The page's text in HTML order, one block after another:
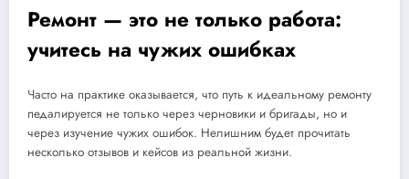
Ремонт — это не только работа:
учитесь на чужих ошибках
Часто на практике оказывается, что путь к идеальному ремонту
педалируется не только через черновики и бригады, но и
через изучение чужих ошибок. Нелишним будет прочитать
несколько отзывов и кейсов из реальной жизни.